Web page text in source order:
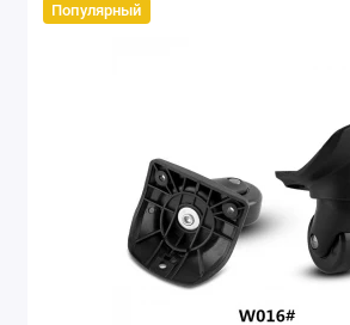
Популярный